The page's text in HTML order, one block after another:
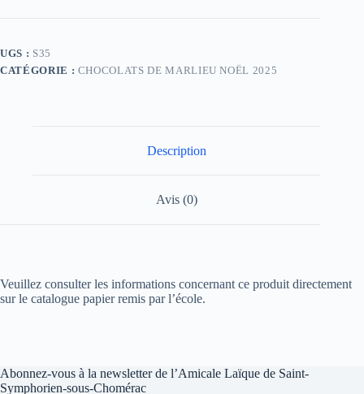
UGS : S35
CATÉGORIE : CHOCOLATS DE MARLIEU NOËL 2025
Description
Avis (0)
Veuillez consulter les informations concernant ce produit directement
sur le catalogue papier remis par l’école.
Abonnez-vous à la newsletter de l’Amicale Laïque de Saint-
Symphorien-sous-Chomérac